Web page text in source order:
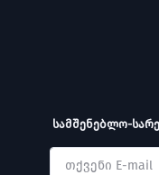
სამშენებლო-